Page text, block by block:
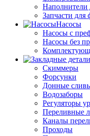
Наполнители
Запчасти для
Насосы
Насосы с
Насосы без
Скиммеры
Форсунки
Донные
Водозаборы
Регуляторы
Переливные
Каналы
Проходы